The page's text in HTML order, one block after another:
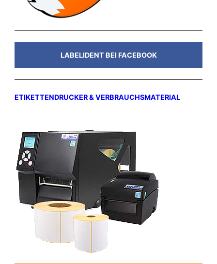
LABELIDENT BEI FACEBOOK
ETIKETTENDRUCKER & VERBRAUCHSMATERIAL